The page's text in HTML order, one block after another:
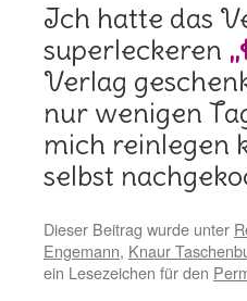
Ich hatte das
superleckeren
Verlag
nur wenigen
mich reinlegen
selbst
Dieser Beitrag wurde unter
Engemann, Knaur
ein Lesezeichen für den